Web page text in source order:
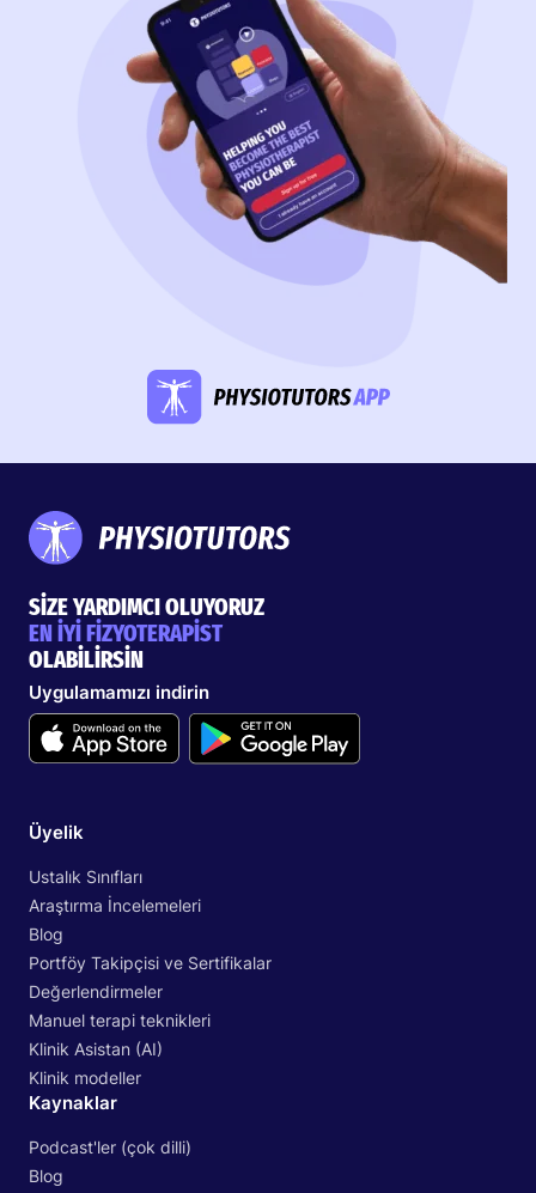
SİZE YARDIMCI OLUYORUZ
EN İYİ FİZYOTERAPİST
OLABİLİRSİN
Uygulamamızı indirin
Üyelik
Ustalık Sınıfları
Araştırma İncelemeleri
Blog
Portföy Takipçisi ve Sertifikalar
Değerlendirmeler
Manuel terapi teknikleri
Klinik Asistan (AI)
Klinik modeller
Kaynaklar
Podcast'ler (çok dilli)
Blog